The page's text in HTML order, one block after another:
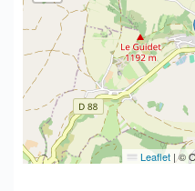
Leaflet |©